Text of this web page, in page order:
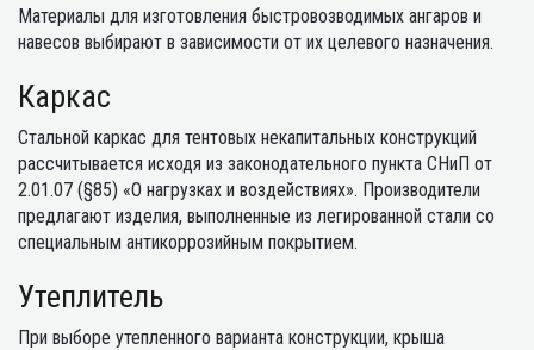
Материалы для изготовления быстровозводимых ангаров и
навесов выбирают в зависимости от их целевого назначения.
Каркас
Стальной каркас для тентовых некапитальных конструкций
рассчитывается исходя из законодательного пункта СНиП от
2.01.07 (§85) «О нагрузках и воздействиях». Производители
предлагают изделия, выполненные из легированной стали со
специальным антикоррозийным покрытием.
Утеплитель
При выборе утепленного варианта конструкции, крыша